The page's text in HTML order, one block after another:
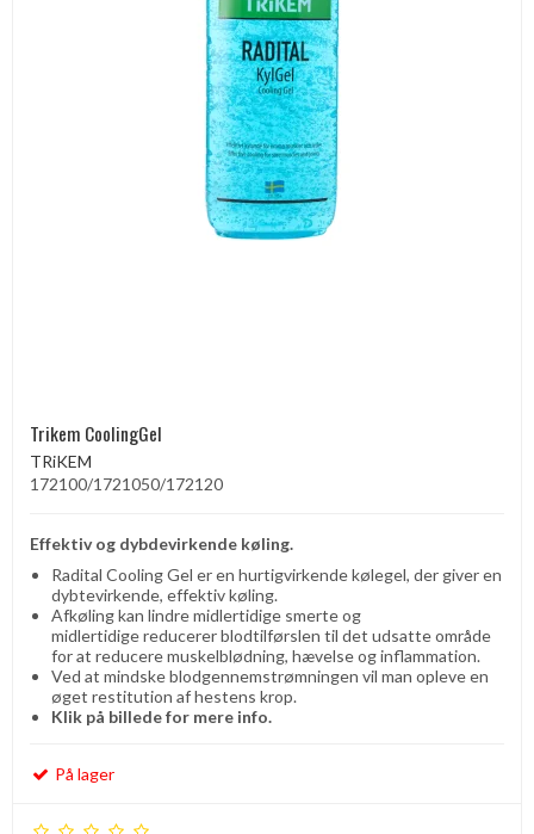
Trikem CoolingGel
TRiKEM
172100/1721050/172120
Effektiv og dybdevirkende køling.
Radital Cooling Gel er en hurtigvirkende kølegel, der giver en
dybtevirkende, effektiv køling.
Afkøling kan lindre midlertidige smerte og
midlertidige reducerer blodtilførslen til det udsatte område
for at reducere muskelblødning, hævelse og inflammation.
Ved at mindske blodgennemstrømningen vil man opleve en
øget restitution af hestens krop.
Klik på billede for mere info.
På lager